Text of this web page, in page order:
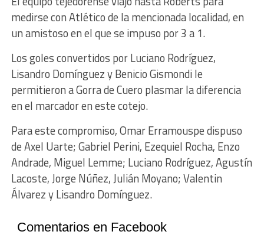
medirse con Atlético de la mencionada localidad, en
un amistoso en el que se impuso por 3 a 1.
Los goles convertidos por Luciano Rodríguez,
Lisandro Domínguez y Benicio Gismondi le
permitieron a Gorra de Cuero plasmar la diferencia
en el marcador en este cotejo.
Para este compromiso, Omar Erramouspe dispuso
de Axel Uarte; Gabriel Perini, Ezequiel Rocha, Enzo
Andrade, Miguel Lemme; Luciano Rodríguez, Agustín
Lacoste, Jorge Núñez, Julián Moyano; Valentin
Álvarez y Lisandro Domínguez.
Comentarios en Facebook